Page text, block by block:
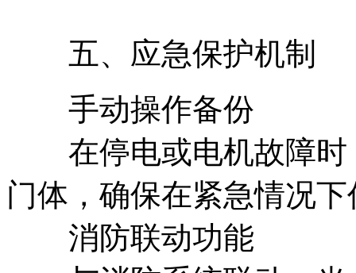
五、应急保护机制
手动操作备份
在停电或电机故障时
门体，确保在紧急情况
消防联动功能